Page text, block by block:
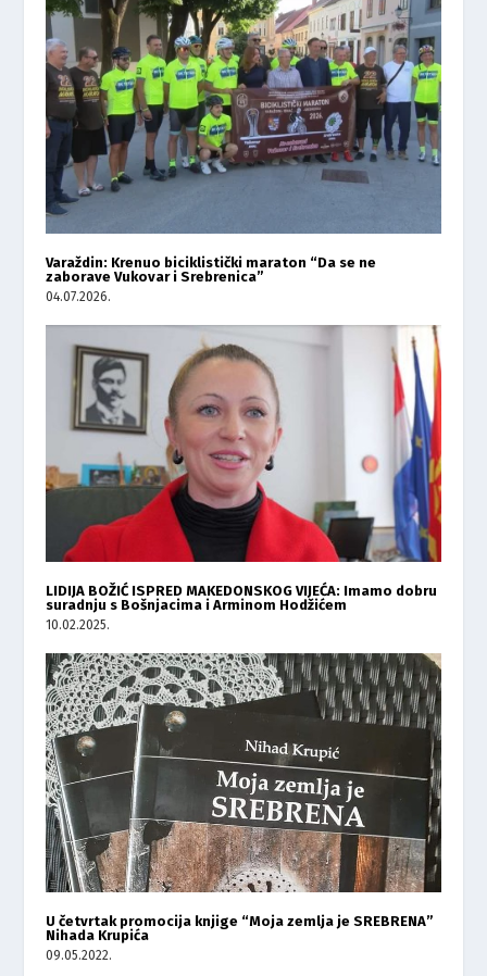
Varaždin: Krenuo biciklistički maraton “Da se ne
zaborave Vukovar i Srebrenica”
04.07.2026.
LIDIJA BOŽIĆ ISPRED MAKEDONSKOG VIJEĆA: Imamo dobru
suradnju s Bošnjacima i Arminom Hodžićem
10.02.2025.
U četvrtak promocija knjige “Moja zemlja je SREBRENA”
Nihada Krupića
09.05.2022.